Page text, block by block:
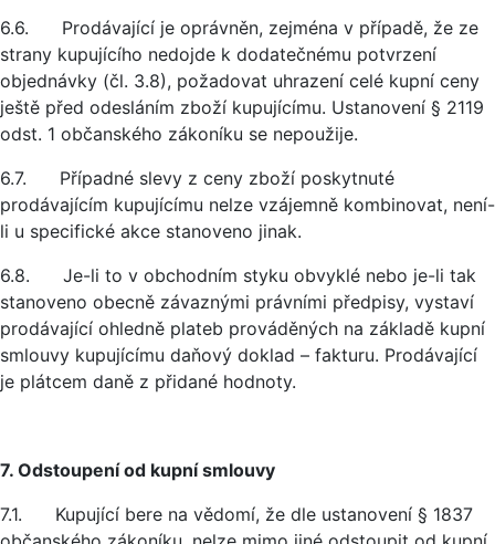
6.6. Prodávající je oprávněn, zejména v případě, že ze
strany kupujícího nedojde k dodatečnému potvrzení
objednávky (čl. 3.8), požadovat uhrazení celé kupní ceny
ještě před odesláním zboží kupujícímu. Ustanovení § 2119
odst. 1 občanského zákoníku se nepoužije.
6.7. Případné slevy z ceny zboží poskytnuté
prodávajícím kupujícímu nelze vzájemně kombinovat, není-
li u specifické akce stanoveno jinak.
6.8. Je-li to v obchodním styku obvyklé nebo je-li tak
stanoveno obecně závaznými právními předpisy, vystaví
prodávající ohledně plateb prováděných na základě kupní
smlouvy kupujícímu daňový doklad – fakturu. Prodávající
je plátcem daně z přidané hodnoty.
7. Odstoupení od kupní smlouvy
7.1. Kupující bere na vědomí, že dle ustanovení § 1837